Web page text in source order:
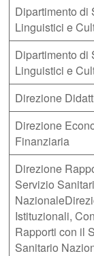
Dipartimento di
Linguistici e
Dipartimento di
Linguistici e
Direzione
Direzione
Finanziaria
Direzione
Servizio
Istituzionali,
Rapporti con il
Sanitario